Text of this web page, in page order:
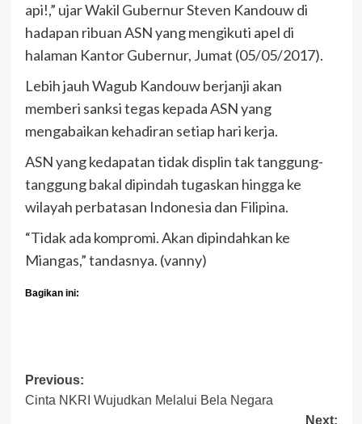
api!,” ujar Wakil Gubernur Steven Kandouw di
hadapan ribuan ASN yang mengikuti apel di
halaman Kantor Gubernur, Jumat (05/05/2017).
Lebih jauh Wagub Kandouw berjanji akan
memberi sanksi tegas kepada ASN yang
mengabaikan kehadiran setiap hari kerja.
ASN yang kedapatan tidak displin tak tanggung-
tanggung bakal dipindah tugaskan hingga ke
wilayah perbatasan Indonesia dan Filipina.
“Tidak ada kompromi. Akan dipindahkan ke
Miangas,” tandasnya. (vanny)
Bagikan ini:
Post
navigation
Previous:
Cinta NKRI Wujudkan Melalui Bela Negara
Next: